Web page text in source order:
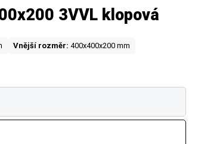
3VVL klopová
Vnější rozměr: 400x400x200 mm